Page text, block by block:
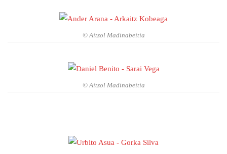
© Aitzol Madinabeitia
© Aitzol Madinabeitia